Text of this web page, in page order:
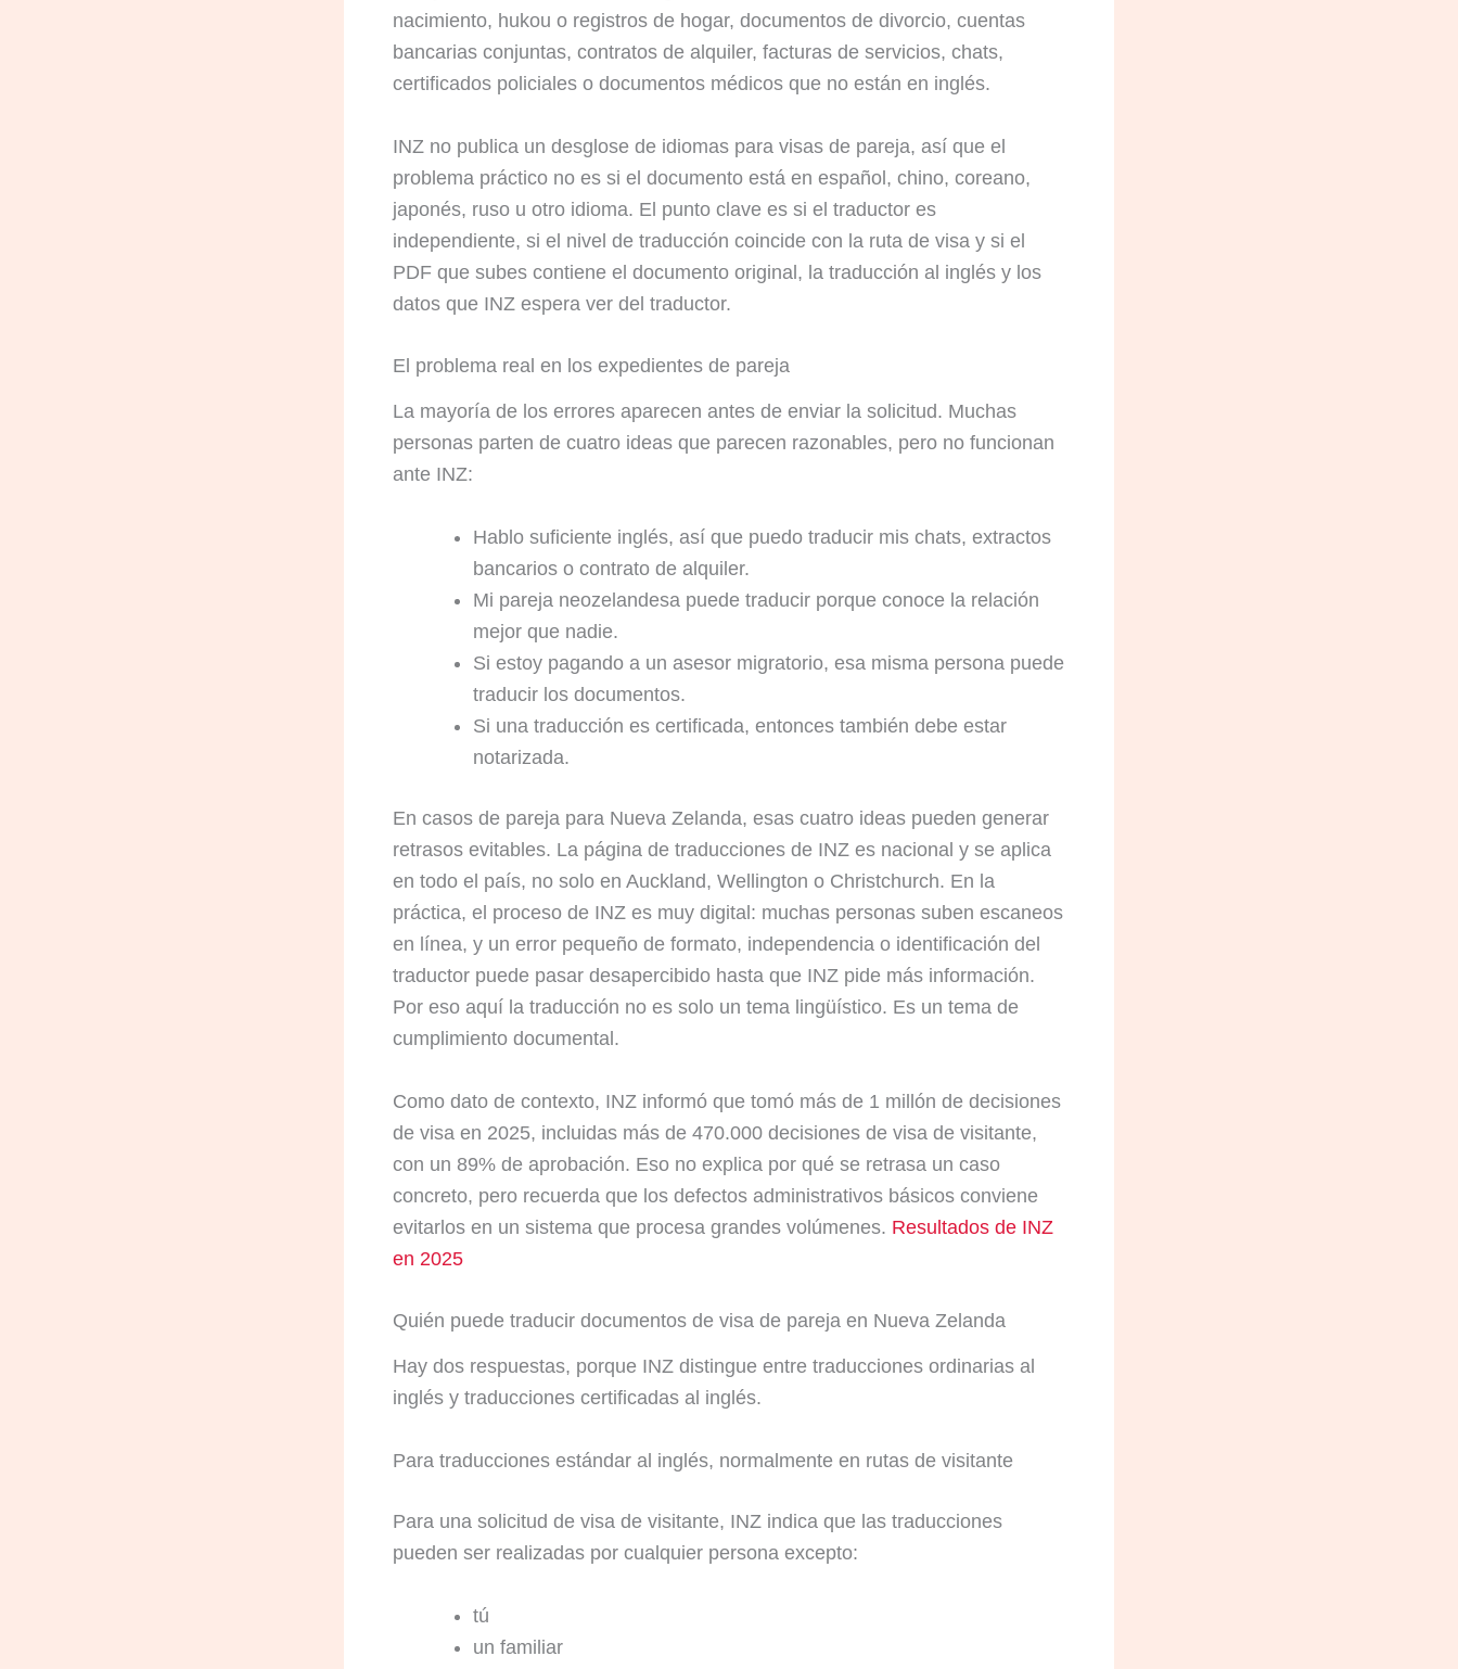
nacimiento, hukou o registros de hogar, documentos de divorcio, cuentas
bancarias conjuntas, contratos de alquiler, facturas de servicios, chats,
certificados policiales o documentos médicos que no están en inglés.
INZ no publica un desglose de idiomas para visas de pareja, así que el
problema práctico no es si el documento está en español, chino, coreano,
japonés, ruso u otro idioma. El punto clave es si el traductor es
independiente, si el nivel de traducción coincide con la ruta de visa y si el
PDF que subes contiene el documento original, la traducción al inglés y los
datos que INZ espera ver del traductor.
El problema real en los expedientes de pareja
La mayoría de los errores aparecen antes de enviar la solicitud. Muchas
personas parten de cuatro ideas que parecen razonables, pero no funcionan
ante INZ:
Hablo suficiente inglés, así que puedo traducir mis chats, extractos
bancarios o contrato de alquiler.
Mi pareja neozelandesa puede traducir porque conoce la relación
mejor que nadie.
Si estoy pagando a un asesor migratorio, esa misma persona puede
traducir los documentos.
Si una traducción es certificada, entonces también debe estar
notarizada.
En casos de pareja para Nueva Zelanda, esas cuatro ideas pueden generar
retrasos evitables. La página de traducciones de INZ es nacional y se aplica
en todo el país, no solo en Auckland, Wellington o Christchurch. En la
práctica, el proceso de INZ es muy digital: muchas personas suben escaneos
en línea, y un error pequeño de formato, independencia o identificación del
traductor puede pasar desapercibido hasta que INZ pide más información.
Por eso aquí la traducción no es solo un tema lingüístico. Es un tema de
cumplimiento documental.
Como dato de contexto, INZ informó que tomó más de 1 millón de decisiones
de visa en 2025, incluidas más de 470.000 decisiones de visa de visitante,
con un 89% de aprobación. Eso no explica por qué se retrasa un caso
concreto, pero recuerda que los defectos administrativos básicos conviene
evitarlos en un sistema que procesa grandes volúmenes. Resultados de INZ
en 2025
Quién puede traducir documentos de visa de pareja en Nueva Zelanda
Hay dos respuestas, porque INZ distingue entre traducciones ordinarias al
inglés y traducciones certificadas al inglés.
Para traducciones estándar al inglés, normalmente en rutas de visitante
Para una solicitud de visa de visitante, INZ indica que las traducciones
pueden ser realizadas por cualquier persona excepto:
tú
un familiar